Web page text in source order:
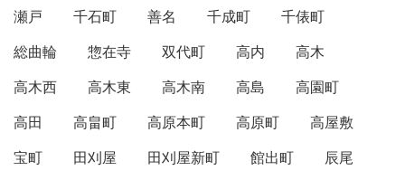
瀬戸
千石町 善名 千成町
千俵町
総曲輪
惣在寺 双代町 高内
高木
高木西
高木東 高木南 高島
高園町
高田
高畠町 高原本町 高原町
高屋敷
宝町
田刈屋 田刈屋新町 館出町
辰尾